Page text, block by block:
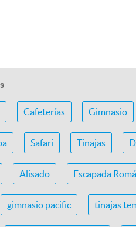
Cafeterías Gimnasio
Safari Tinajas
Alisado Escapada
gimnasio pacific tinajas